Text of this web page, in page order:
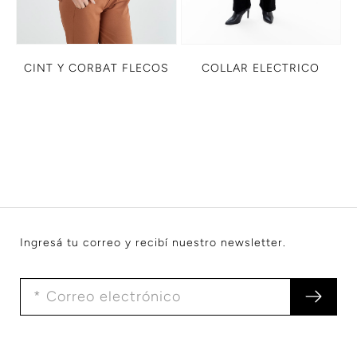
CINT Y CORBAT FLECOS COLLAR ELECTRICO
Ingresá tu correo y recibí nuestro newsletter.